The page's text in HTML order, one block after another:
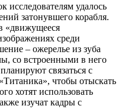
удалось
затонувшего корабля.
«движущееся
среди
– оже­релье из зуба
со встроенными в него
связаться с
чтобы отыс­кать
хотят использовать
изучат кадры с